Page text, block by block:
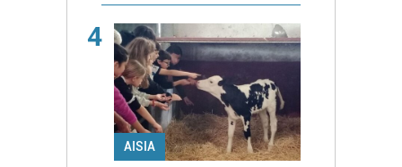
4
AISIA